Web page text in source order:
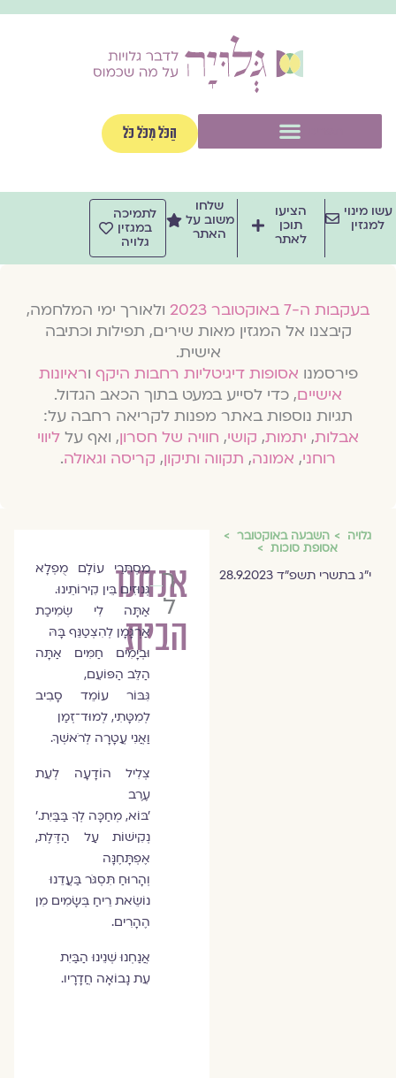
הַכֹּל מִכֹּל כֹּל
מינוי
למגזין
הציעו
תוכן
לאתר
שלחו
משוב על
האתר
לתמיכה
במגזין
גלויה
בעקבות ה-7 באוקטובר 2023
ולאורך ימי המלחמה,
קיבצנו אל המגזין מאות שירים, תפילות וכתיבה
אישית.
פירסמנואסופות דיגיטליות רחבות היקףוראיונות
אישיים, כדי לסייע במעט בתוך הכאב הגדול.
תגיות נוספות באתר מפנות לקריאה רחבה על:
אבלות,יתמות,קושי,חוויה של חסרון, ואף עלליווי
רוחני,אמונה,תקווה ותיקון,קריסה וגאולה.
גלויה השבעה באוקטובר
אסופת סוכות
י״ג בתשרי תשפ״ד 28.9.2023
אנחנו
הבית
חיה
לזרוביץ
מִסְתְּרֵי עוֹלָם מֻפְלָא
גְּנוּזִים בֵּין קִירוֹתֵינוּ.
אַתָּה לִי שְׂמִיכַת
אַרְגָּמָן לְהִצְטַנֵּף בָּהּ
וּבְיָמִים חַמִּים אַתָּה
הַלֵּב הַפּוֹעֵם,
גִּבּוֹר עוֹמֵד סָבִיב
לְמִטָּתִי, לְמוּד־זְמַן
וַאֲנִי עֲטָרָה לְרֹאשְׁךָ.
צְלִיל הוֹדָעָה לְעֵת
עֶרֶב
'בּוֹא, מְחַכָּה לְךָ בַּבַּיִת.'
נְקִישׁוֹת עַל הַדֶּלֶת,
אֶפְתָּחֶנָּה
וְהָרוּחַ תִּסְגֹּר בַּעֲדֵנוּ
נוֹשֵׂאת רֵיחַ בְּשָׂמִים מִן
הֶהָרִים.
אֲנַחְנוּ שְׁנֵינוּ הַבַּיִת
עֵת נָבוֹאָה חֲדָרָיו.